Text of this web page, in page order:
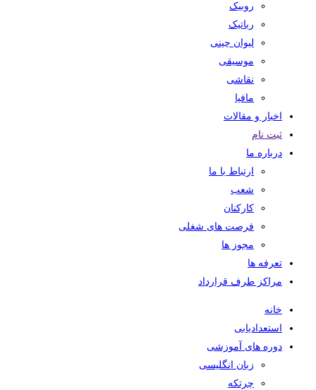
روبیک
رباتیک
لیوان چینی
موسیقی
نقاشی
مافیا
اخبار و مقالات
ثبت نام
درباره ما
ارتباط با ما
شعب
کارکنان
فرصت های شغلی
مجوز ها
تعرفه ها
مراکز طرف قرارداد
خانه
استعدادیابی
دوره های آموزشی
زبان انگلیسی
چرتکه